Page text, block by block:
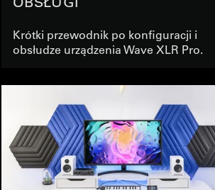
Krótki przewodnik po konfiguracji i
obsłudze urządzenia Wave XLR Pro.